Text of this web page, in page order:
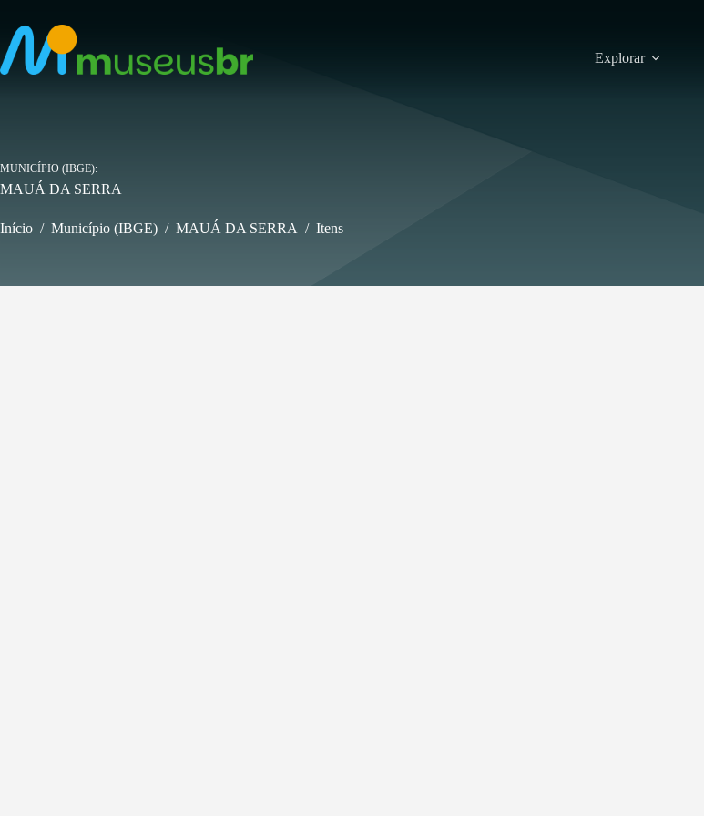
para
conteúdo
Explorar
MUNICÍPIO (IBGE)
MAUÁ DA SERRA
Início / Município (IBGE) / MAUÁ DA SERRA / Itens